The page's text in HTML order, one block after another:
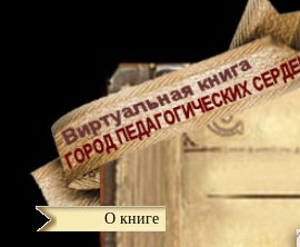
О книге